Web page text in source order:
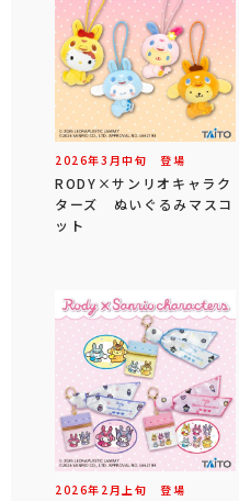
2026年3 月中旬 登場
RODY×サンリオキャラク
ターズ ぬいぐるみマスコ
ット
2026年 2 月 上旬 登場